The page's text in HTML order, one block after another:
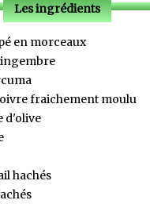
Les ingrédients
en morceaux
fraichement moulu
d'olive
hachés